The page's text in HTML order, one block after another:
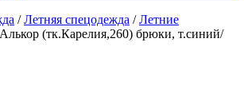
/Летняя спецодежда /Летние
(тк.Карелия,260) брюки, т.синий/